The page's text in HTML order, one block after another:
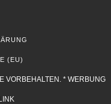
(EU)
VORBEHALTEN. * WERBUNG